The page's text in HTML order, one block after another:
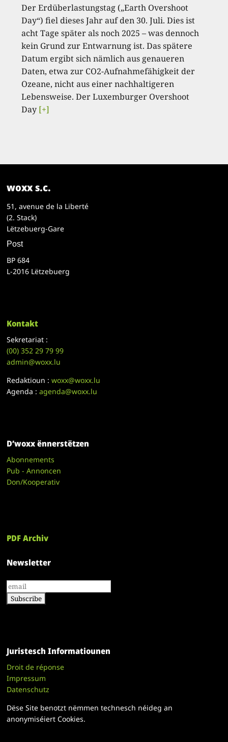
Der Erdüberlastungstag („Earth Overshoot
Day“) fiel dieses Jahr auf den 30. Juli. Dies ist
acht Tage später als noch 2025 – was dennoch
kein Grund zur Entwarnung ist. Das spätere
Datum ergibt sich nämlich aus genaueren
Daten, etwa zur CO2-Aufnahmefähigkeit der
Ozeane, nicht aus einer nachhaltigeren
Lebensweise. Der Luxemburger Overshoot
Day [+]
woxx s.c.
51, avenue de la Liberté
(2. Stack)
Lëtzebuerg-Gare
Post
BP 684
L-2016 Lëtzebuerg
Kontakt
Sekretariat :
(00)352 29 79 99
admin@woxx.lu
Redaktioun :woxx@woxx.lu
Agenda :agenda@woxx.lu
D’woxx ënnerstëtzen
Abonnements
Pub - Annoncen
Don/Kooperativ
PDF Archiv
Newsletter
Juristesch Informatiounen
Droit de réponse
Impressum
Datenschutz
Dëse Site benotzt nëmmen technesch néideg an
anonymiséiert Cookies.